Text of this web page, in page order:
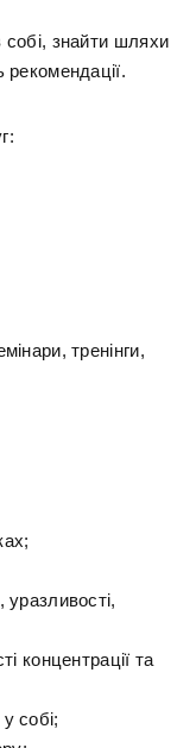
собі, знайти шляхи
тренінги,
уразливості,
концентрації та
собі;